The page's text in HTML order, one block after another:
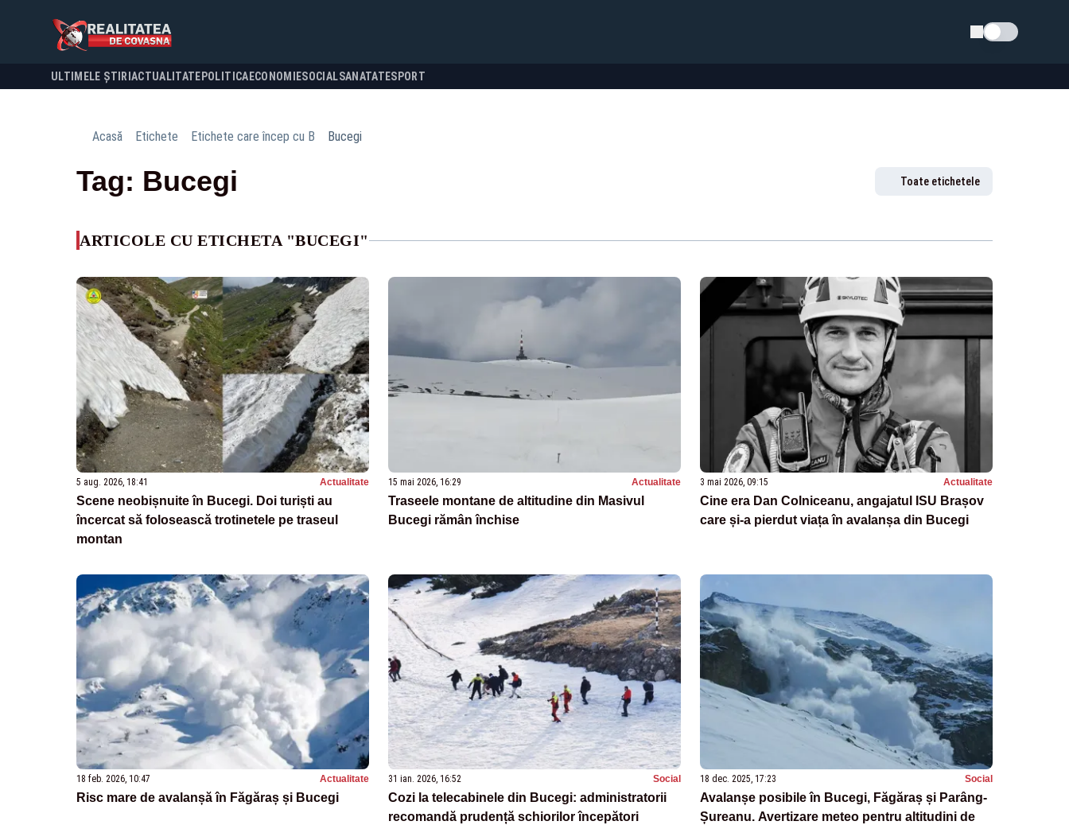
Schimba tema
ULTIMELE ȘTIRI ACTUALITATE POLITICA ECONOMIESOCIALSANATATESPORT
Acasă Etichete Etichete care încep cu B Bucegi
Tag: Bucegi Toate etichetele
ARTICOLE CU ETICHETA "BUCEGI"
5 aug. 2026, 18:41 Actualitate
Scene neobișnuite în Bucegi. Doi turiști au
încercat să folosească trotinetele pe traseul
montan
15 mai 2026, 16:29 Actualitate
Traseele montane de altitudine din Masivul
Bucegi rămân închise
3 mai 2026, 09:15 Actualitate
Cine era Dan Colniceanu, angajatul ISU Brașov
care și-a pierdut viața în avalanșa din Bucegi
18 feb. 2026, 10:47 Actualitate
Risc mare de avalanșă în Făgăraș și Bucegi
31 ian. 2026, 16:52 Social
Cozi la telecabinele din Bucegi: administratorii
recomandă prudență schiorilor începători
18 dec. 2025, 17:23 Social
Avalanșe posibile în Bucegi, Făgăraș și Parâng-
Șureanu. Avertizare meteo pentru altitudini de